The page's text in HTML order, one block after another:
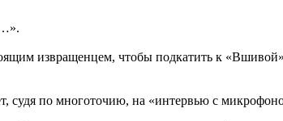
извращенцем, чтобы подкатить к
судя по многоточию, на «интервью с